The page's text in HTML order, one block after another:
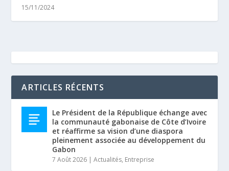
15/11/2024
ARTICLES RÉCENTS
Le Président de la République échange avec
la communauté gabonaise de Côte d’Ivoire
et réaffirme sa vision d’une diaspora
pleinement associée au développement du
Gabon
7 Août 2026 |Actualités, Entreprise